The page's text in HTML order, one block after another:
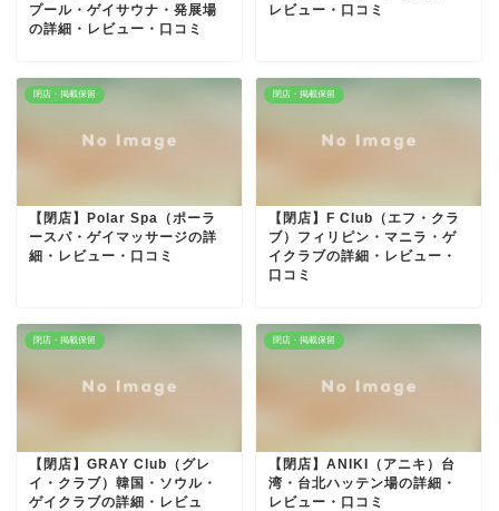
プール・ゲイサウナ・発展場
の詳細・レビュー・口コミ
レビュー・口コミ
閉店・掲載保留
【閉店】Polar Spa（ポーラ
ースパ・ゲイマッサージの詳
細・レビュー・口コミ
閉店・掲載保留
【閉店】F Club（エフ・クラ
ブ）フィリピン・マニラ・ゲ
イクラブの詳細・レビュー・
口コミ
閉店・掲載保留
【閉店】GRAY Club（グレ
イ・クラブ）韓国・ソウル・
ゲイクラブの詳細・レビュ
閉店・掲載保留
【閉店】ANIKI（アニキ）台
湾・台北ハッテン場の詳細・
レビュー・口コミ